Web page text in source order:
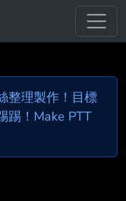
整理製作！目標
踢！Make PTT